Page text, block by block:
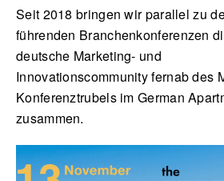
Seit 2018 bringen wir parallel zu
führenden Branchenkonferenzen
deutsche Marketing- und
Innovationscommunity fernab des
Konferenztrubels im German
zusammen.